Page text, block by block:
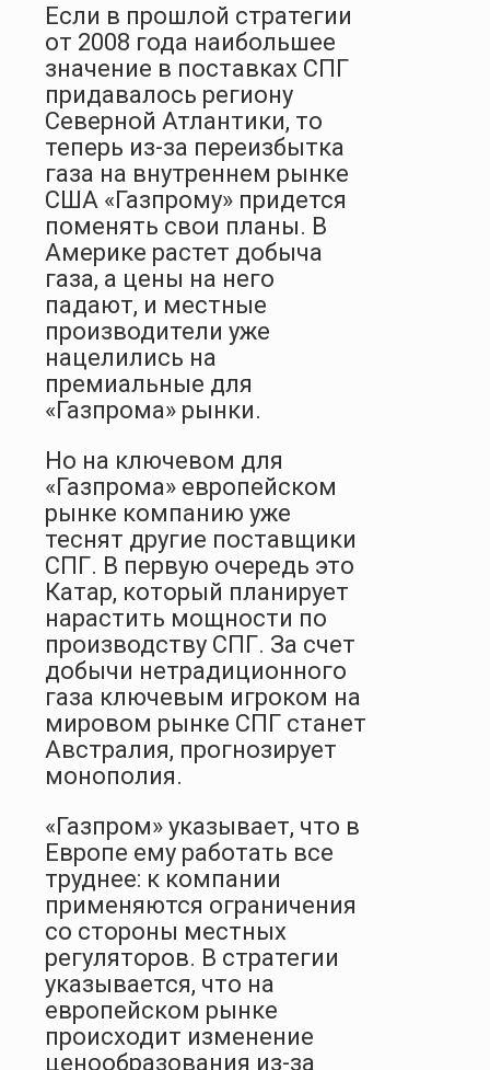
Если в прошлой стратегии
от 2008 года наибольшее
значение в поставках СПГ
придавалось региону
Северной Атлантики, то
теперь из-за переизбытка
газа на внутреннем рынке
США «Газпрому» придется
поменять свои планы. В
Америке растет добыча
газа, а цены на него
падают, и местные
производители уже
нацелились на
премиальные для
«Газпрома» рынки.
Но на ключевом для
«Газпрома» европей­ском
рынке компанию уже
теснят другие по­ставщики
СПГ. В первую очередь это
Катар, который планирует
нарастить мощности по
производству СПГ. За счет
добычи нетрадиционного
газа ключевым игроком на
мировом рынке СПГ станет
Австралия, прогнозирует
монополия.
«Газпром» указывает, что в
Европе ему работать все
труднее: к компании
применяются ограничения
со стороны местных
регуляторов. В стратегии
указывается, что на
европейском рынке
происходит изменение
ценообразования из-за